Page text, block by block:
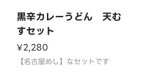
黒辛カレーうどん 天む
すセット
¥2,280
【名古屋めし】なセットです